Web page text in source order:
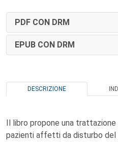
PDF CON DRM
EPUB CON DRM
DESCRIZIONE
Il libro propone una
pazienti affetti da disturbo